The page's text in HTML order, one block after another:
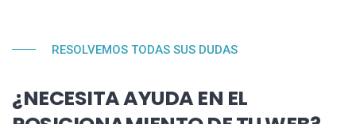
RESOLVEMOS TODAS SUS DUDAS
¿NECESITA AYUDA EN EL